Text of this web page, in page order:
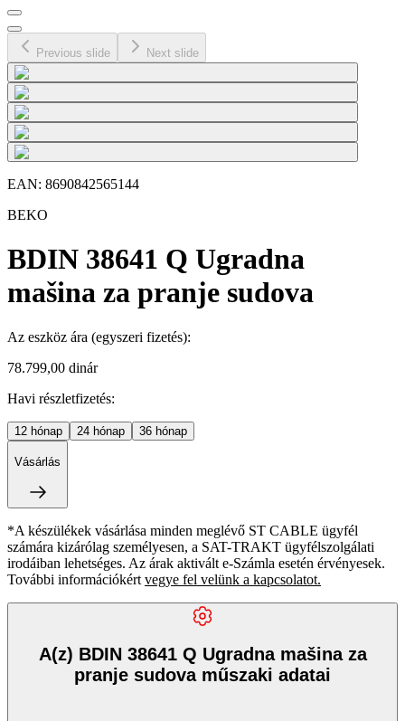
Previous slide Next slide
EAN: 8690842565144
BEKO
BDIN 38641 Q Ugradna
mašina za pranje sudova
Az eszköz ára (egyszeri fizetés):
78.799,00 dinár
Havi részletfizetés:
12 hónap 24 hónap 36 hónap
Vásárlás
*A készülékek vásárlása minden meglévő ST CABLE ügyfél
számára kizárólag személyesen, a SAT-TRAKT ügyfélszolgálati
irodáiban lehetséges. Az árak aktivált e-Számla esetén érvényesek.
További információkért vegye fel velünk a kapcsolatot.
A(z) BDIN 38641 Q Ugradna mašina za
pranje sudova műszaki adatai